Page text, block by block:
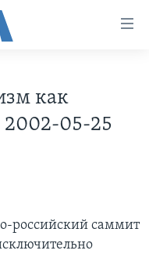
как
2002-05-25
российский саммит